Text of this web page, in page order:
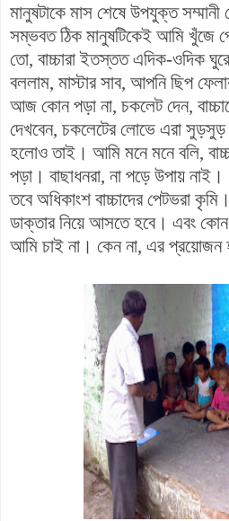
মানুষটাকে মাস শেষে উপযুক্ত
সম্ভবত ঠিক মানুষটিকেই আমি খুঁজে
তো, বাচ্চারা ইতস্তত এদিক-ওদিক
বললাম, মাস্টার সাব, আপনি ছিপ
আজ কোন পড়া না, চকলেট দেন,
দেখবেন, চকলেটের লোভে এরা
হলোও তাই। আমি মনে মনে বলি,
পড়া। বাছাধনরা, না পড়ে উপায় নাই।
তবে অধিকাংশ বাচ্চাদের পেটভরা
ডাক্তার নিয়ে আসতে হবে। এবং
আমি চাই না। কেন না, এর প্রয়োজন